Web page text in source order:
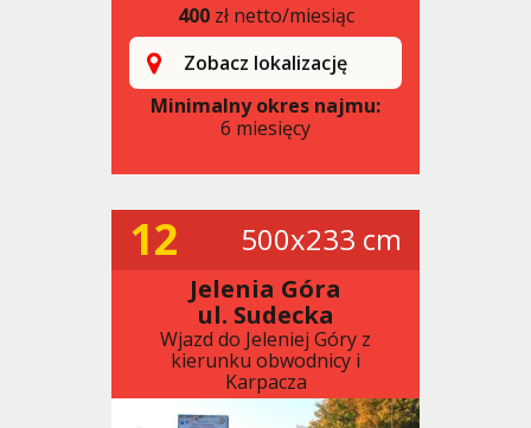
400zł netto/miesiąc
Zobacz lokalizację
Minimalny okres najmu:
6 miesięcy
12 500x233 cm
Jelenia Góra
ul. Sudecka
Wjazd do Jeleniej Góry z
kierunku obwodnicy i
Karpacza